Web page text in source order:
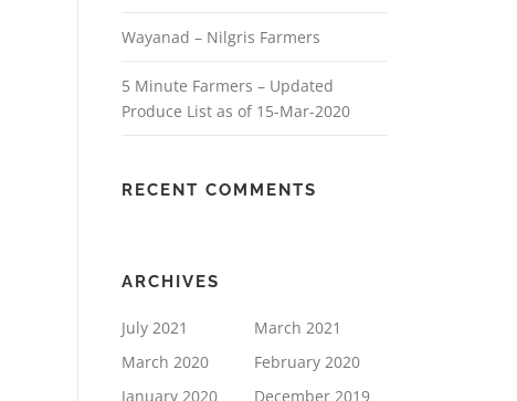
Wayanad – Nilgris Farmers
5 Minute Farmers – Updated
Produce List as of 15-Mar-2020
RECENT COMMENTS
ARCHIVES
July 2021
March 2021
March 2020
February 2020
January 2020
December 2019